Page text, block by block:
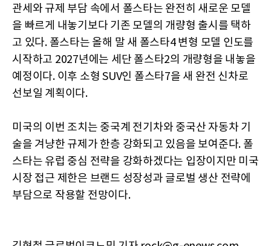
관세와 규제 부담 속에서 폴스타는 완전히 새로운 모델
을 빠르게 내놓기보다 기존 모델의 개량형 출시를 택하
고 있다. 폴스타는 올해 말 새 폴스타4 변형 모델 인도를
시작하고 2027년에는 세단 폴스타2의 개량형을 내놓을
예정이다. 이후 소형 SUV인 폴스타7을 새 완전 신차로
선보일 계획이다.
미국의 이번 조치는 중국계 전기차와 중국산 자동차 기
술을 겨냥한 규제가 한층 강화되고 있음을 보여준다. 폴
스타는 유럽 중심 전략을 강화하겠다는 입장이지만 미국
시장 접근 제한은 브랜드 성장성과 글로벌 생산 전략에
부담으로 작용할 전망이다.